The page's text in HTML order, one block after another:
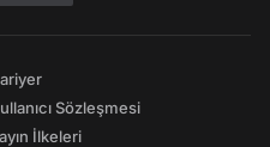
Sözleşmesi
İlkeleri